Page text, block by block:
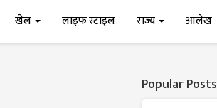
खेल लाइफ स्टाइल राज्य आलेख
Popular Posts